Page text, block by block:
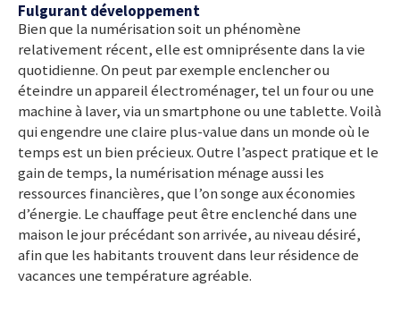
Fulgurant développement
Bien que la numérisation soit un phénomène
relativement récent, elle est omniprésente dans la vie
quotidienne. On peut par exemple enclencher ou
éteindre un appareil électroménager, tel un four ou une
machine à laver, via un smartphone ou une tablette. Voilà
qui engendre une claire plus-value dans un monde où le
temps est un bien précieux. Outre l’aspect pratique et le
gain de temps, la numérisation ménage aussi les
ressources financières, que l’on songe aux économies
d’énergie. Le chauffage peut être enclenché dans une
maison le jour précédant son arrivée, au niveau désiré,
afin que les habitants trouvent dans leur résidence de
vacances une température agréable.